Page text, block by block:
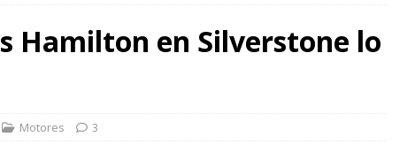
Hamilton en Silverstone lo
Motores 3